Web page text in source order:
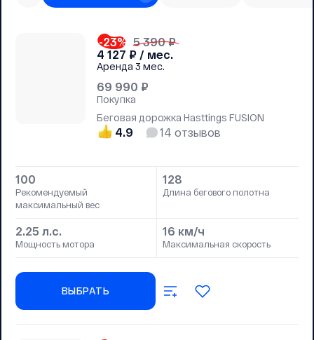
-23% 5 390 ₽
4 127 ₽ / мес.
Аренда 3 мес.
69 990 ₽
Покупка
Беговая дорожка Hasttings FUSION
4.9 14 отзывов
100
Рекомендуемый
максимальный вес
128
Длина бегового полотна
2.25 л.с.
Мощность мотора
16 км/ч
Максимальная скорость
ВЫБРАТЬ